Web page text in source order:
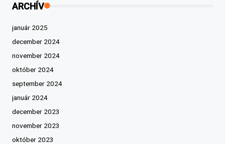
ARCHÍV
január 2025
december 2024
november 2024
október 2024
september 2024
január 2024
december 2023
november 2023
október 2023